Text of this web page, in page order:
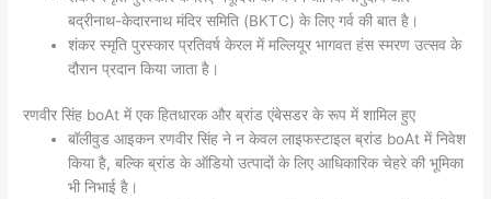
बद्रीनाथ-केदारनाथ मंदिर समिति (BKTC) के लिए गर्व की बात है।
शंकर स्मृति पुरस्कार प्रतिवर्ष केरल में मल्लियूर भागवत हंस स्मरण उत्सव के
दौरान प्रदान किया जाता है।
रणवीर सिंह boAt में एक हितधारक और ब्रांड एंबेसडर के रूप में शामिल हुए
बॉलीवुड आइकन रणवीर सिंह ने न केवल लाइफस्टाइल ब्रांड boAt में निवेश
किया है, बल्कि ब्रांड के ऑडियो उत्पादों के लिए आधिकारिक चेहरे की भूमिका
भी निभाई है।